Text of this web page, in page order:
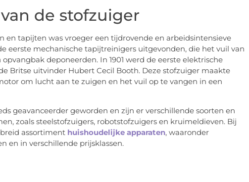
de stofzuiger
en tapijten was vroeger een tijdrovende en arbeidsintensieve
eerste mechanische tapijtreinigers uitgevonden, die het vuil van
deponeerden. In 1901 werd de eerste elektrische
Britse uitvinder Hubert Cecil Booth. Deze stofzuiger maakte
om lucht aan te zuigen en het vuil op te vangen in een
geavanceerder geworden en zijn er verschillende soorten en
zoals steelstofzuigers, robotstofzuigers en kruimeldieven. Bij
assortiment huishoudelijke apparaten, waaronder
en in verschillende prijsklassen.